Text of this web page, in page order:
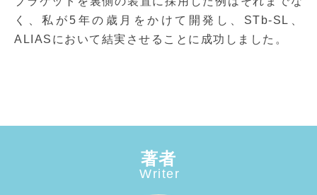
く、私が5年の歳月をかけて開発し、STb-SL、
ALIASにおいて結実させることに成功しました。
著者
Writer